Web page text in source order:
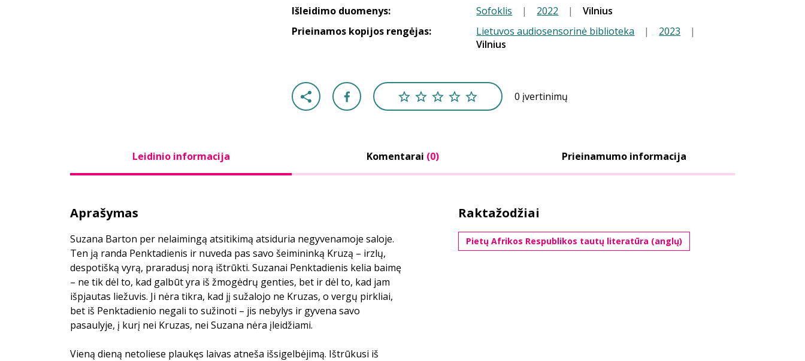
Išleidimo duomenys:
Sofoklis | 2022 |
Vilnius
Prieinamos kopijos rengėjas:
Lietuvos audiosensorinė biblioteka | 2023
|
Vilnius
0 įvertinimų
Leidinio informacija Komentarai (0) Prieinamumo informacija
Aprašymas
Suzana Barton per nelaimingą atsitikimą atsiduria negyvenamoje saloje.
Ten ją randa Penktadienis ir nuveda pas savo šeimininką Kruzą – irzlų,
despotišką vyrą, praradusį norą ištrūkti. Suzanai Penktadienis kelia baimę
– ne tik dėl to, kad galbūt yra iš žmogėdrų genties, bet ir dėl to, kad jam
išpjautas liežuvis. Ji nėra tikra, kad jį sužalojo ne Kruzas, o vergų pirkliai,
bet iš Penktadienio negali to sužinoti – jis nebylys ir gyvena savo
pasaulyje, į kurį nei Kruzas, nei Suzana nėra įleidžiami.
Vieną dieną netoliese plaukęs laivas atneša išsigelbėjimą. Ištrūkusi iš
Raktažodžiai
Pietų Afrikos Respublikos tautų literatūra (anglų)